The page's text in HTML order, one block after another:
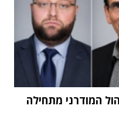
המודרני מתחילה